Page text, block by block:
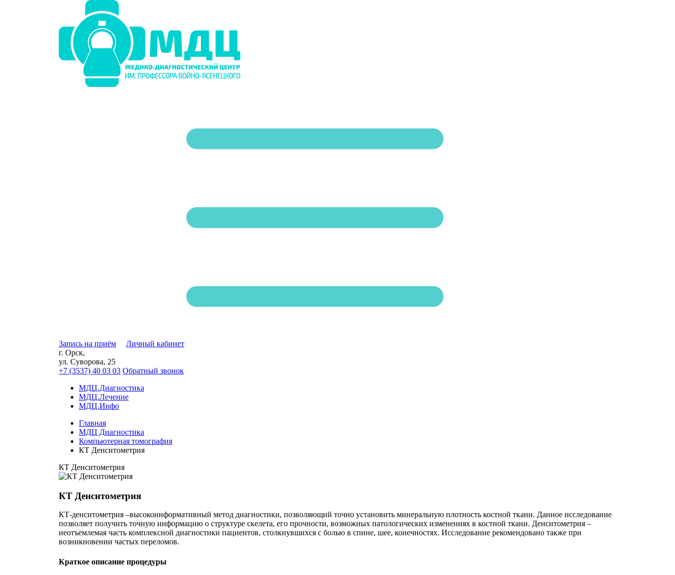
Запись на приём
Личный кабинет
г. Орск,
ул. Суворова, 25
+7 (3537) 40 03 03 Обратный звонок
МДЦ.Диагностика
МДЦ.Лечение
МДЦ.Инфо
Главная
МДЦ Диагностика
Компьютерная томография
КТ Денситометрия
КТ Денситометрия
КТ Денситометрия
КТ-денситометрия –высокоинформативный метод диагностики, позволяющий точно установить минеральную плотность костной ткани. Данное исследование
позволяет получить точную информацию о структуре скелета, его прочности, возможных патологических изменениях в костной ткани. Денситометрия –
неотъемлемая часть комплексной диагностики пациентов, столкнувшихся с болью в спине, шее, конечностях. Исследование рекомендовано также при
возникновении частых переломов.
Краткое описание процедуры